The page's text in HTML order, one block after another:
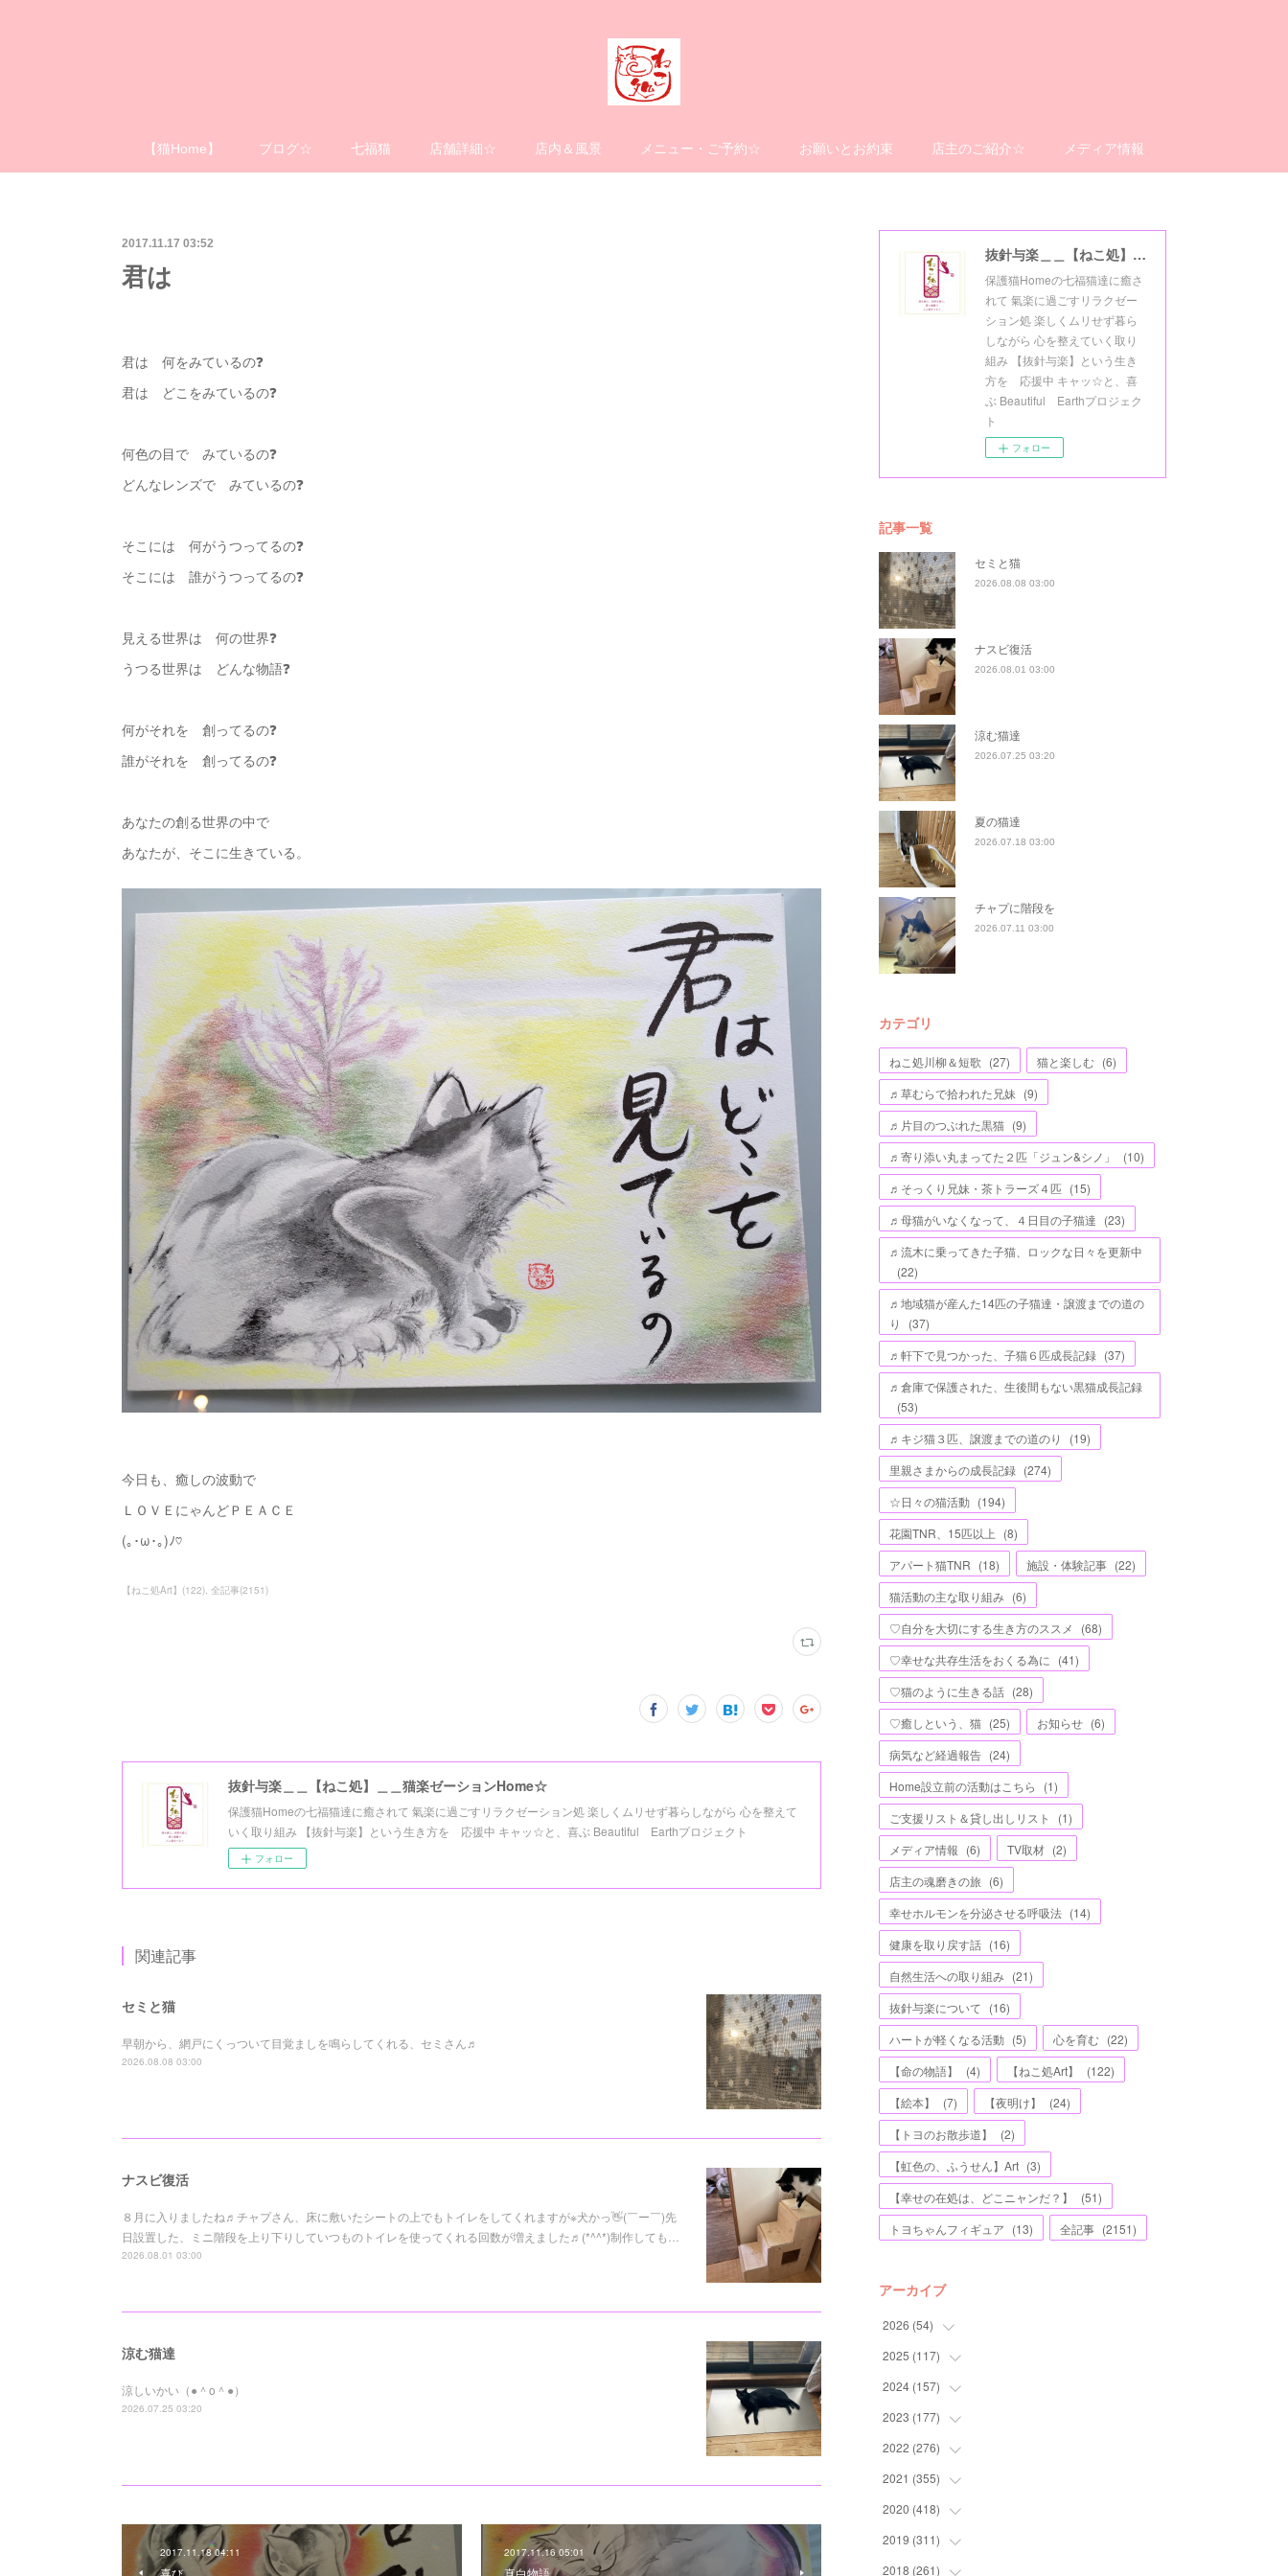
【猫Home】 ブログ☆ 七福猫 店舗詳細☆ 店内＆風景 メニュー・ご予約☆ お願いとお約束 店主のご紹介☆ メディア情報
2017.11.17 03:52
君は
君は 何をみているの❓
君は どこをみているの❓
何色の目で みているの❓
どんなレンズで みているの❓
そこには 何がうつってるの❓
そこには 誰がうつってるの❓
見える世界は 何の世界❓
うつる世界は どんな物語❓
何がそれを 創ってるの❓
誰がそれを 創ってるの❓
あなたの創る世界の中で
あなたが、そこに生きている。
今日も、癒しの波動で
ＬＯＶＥにゃんどＰＥＡＣＥ
(｡･ω･｡)ﾉ♡
【ねこ処Art】 (122) 全記事(2151)
抜針与楽＿＿【ねこ処】＿＿猫楽ゼーションHome☆
保護猫Homeの七福猫達に癒されて 氣楽に過ごすリラクゼーション処 楽しくムリせず暮らしながら 心を整えて
いく取り組み 【抜針与楽】という生き方を 応援中 キャッ☆と、喜ぶ Beautiful Earthプロジェクト
フォロー
関連記事
セミと猫
早朝から、網戸にくっついて目覚ましを鳴らしてくれる、セミさん♬
2026.08.08 03:00
ナスビ復活
８月に入りましたね♬チャプさん、床に敷いたシートの上でもトイレをしてくれますが※犬かっ👋(￣ー￣)先
日設置した、ミニ階段を上り下りしていつものトイレを使ってくれる回数が増えました♬(*^^*)制作しても…
2026.08.01 03:00
涼む猫達
涼しいかい（●＾o＾●）
2026.07.25 03:20
2017.11.18 04:11
喜び
2017.11.16 05:01
真白物語
抜針与楽＿＿【ねこ処】＿＿猫楽ゼーションHome☆
保護猫Homeの七福猫達に癒さ
れて 氣楽に過ごすリラクゼー
ション処 楽しくムリせず暮ら
しながら 心を整えていく取り
組み 【抜針与楽】という生き
方を 応援中 キャッ☆と、喜
ぶ Beautiful Earthプロジェク
ト
フォロー
記事一覧
セミと猫
2026.08.08 03:00
ナスビ復活
2026.08.01 03:00
涼む猫達
2026.07.25 03:20
夏の猫達
2026.07.18 03:00
チャプに階段を
2026.07.11 03:00
カテゴリ
ねこ処川柳＆短歌 (27) 猫と楽しむ (6)
♬草むらで拾われた兄妹 (9)
♬片目のつぶれた黒猫 (9)
♬寄り添い丸まってた２匹「ジュン&シノ」
(10)
♬そっくり兄妹・茶トラーズ４匹 (15)
♬母猫がいなくなって、４日目の子猫達 (23)
♬流木に乗ってきた子猫、ロックな日々を更新中
(22)
♬地域猫が産んた14匹の子猫達・譲渡までの道の
り
(37)
♬軒下で見つかった、子猫６匹成長記録 (37)
♬倉庫で保護された、生後間もない黒猫成長記録
(53)
♬キジ猫３匹、譲渡までの道のり
(19)
里親さまからの成長記録 (274)
☆日々の猫活動 (194)
花園TNR、15匹以上 (8)
アパート猫TNR (18) 施設・体験記事 (22)
猫活動の主な取り組み (6)
♡自分を大切にする生き方のススメ
(68)
♡幸せな共存生活をおくる為に (41)
♡猫のように生きる話 (28)
♡癒しという、猫 (25) お知らせ (6)
病気など経過報告 (24)
Home設立前の活動はこちら
(1)
ご支援リスト＆貸し出しリスト
(1)
メディア情報 (6) TV取材 (2)
店主の魂磨きの旅 (6)
幸せホルモンを分泌させる呼吸法 (14)
健康を取り戻す話 (16)
自然生活への取り組み (21)
抜針与楽について (16)
ハートが軽くなる活動 (5) 心を育む (22)
【命の物語】
(4) 【ねこ処Art】 (122)
【絵本】
(7) 【夜明け】 (24)
【トヨのお散歩道】
(2)
【虹色の、ふうせん】Art (3)
【幸せの在処は、どこニャンだ？】
(51)
トヨちゃんフィギュア (13) 全記事 (2151)
アーカイブ
2026 (54)
(2)
(5)
(7)
(11
(8)
(6)
(8)
( 7)
2025 (117)
(11
(12
(12
(13
(6)
(5)
(3)
2024 (157)
(13
(13
(10
(13
(11
(11
2023 (177)
(20
(10
(11
(13
(15
2022 (276)
(17
(16
(21
(21
2021 (355)
(19
(12
(16
2020 (418)
(44
(59
2019 (311)
(25
2018 (261)